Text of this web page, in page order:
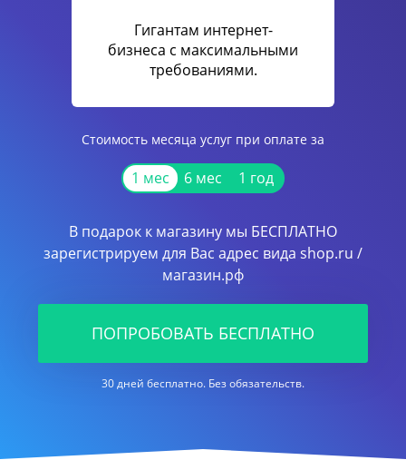
Гигантам интернет-
бизнеса с максимальными
требованиями.
Стоимость месяца услуг при оплате за
1 мес 6 мес 1 год
В подарок к магазину мы БЕСПЛАТНО
зарегистрируем для Вас адрес вида shop.ru /
магазин.рф
ПОПРОБОВАТЬ БЕСПЛАТНО
30 дней бесплатно. Без обязательств.